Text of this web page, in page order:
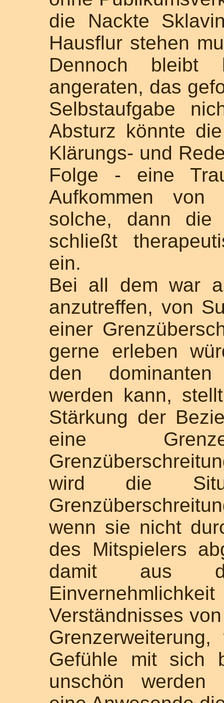
die Nackte
Hausflur stehen
Dennoch bleibt
angeraten, das
Selbstaufgabe
Absturz könnte
Klärungs- und
Folge - eine
Aufkommen von
solche, dann die
schließt
ein.
Bei all dem war
anzutreffen, von
einer
gerne erleben
den
werden kann,
Stärkung der
eine
wird die
wenn sie nicht
des Mitspielers
damit aus
Verständnisses
Gefühle mit sich
unschön werden